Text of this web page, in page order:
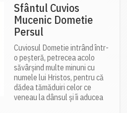
Sfântul Cuvios
Mucenic Dometie
Persul
Cuviosul Dometie intrând într-
o peșteră, petrecea acolo
săvârșind multe minuni cu
numele lui Hristos, pentru că
dădea tămăduiri celor ce
veneau la dânsul și îi aducea